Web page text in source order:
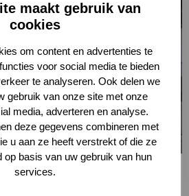
maakt gebruik van
cookies
om content en advertenties te
voor social media te bieden
te analyseren. Ook delen we
gebruik van onze site met onze
media, adverteren en analyse.
deze gegevens combineren met
u aan ze heeft verstrekt of die ze
op basis van uw gebruik van hun
services.